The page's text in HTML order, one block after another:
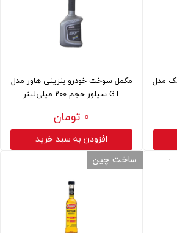
مدل
مکمل سوخت خودرو بنزینی هاور مدل
GT سیلور حجم 200 میلی‌لیتر
۰ تومان
افزودن به سبد خرید
ساخت چین